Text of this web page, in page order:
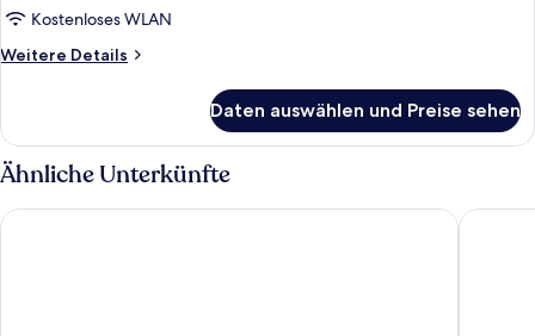
Zweibettzimmer,
Poolblick
Kostenloses WLAN
Weitere Details
Weitere
Doppel-
oder
-
Zweibettzimmer,
Poolblick
Daten auswählen und Preise sehen
Ähnliche Unterkünfte
Divani Corfu Palace TRYP